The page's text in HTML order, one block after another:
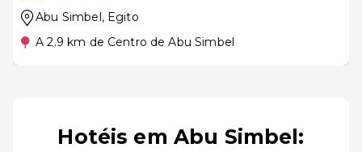
Abu Simbel, Egito
A 2.9 km de Centro de Abu Simbel
Hotéis em Abu Simbel: